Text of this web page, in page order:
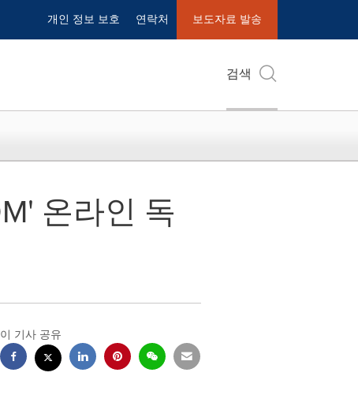
개인 정보 보호 연락처 보도자료 발송
검색
온라인 독
이 기사 공유